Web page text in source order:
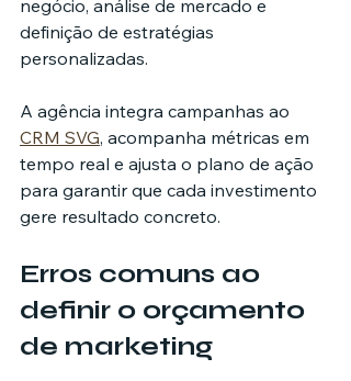
negócio, análise de mercado e
definição de estratégias
personalizadas.
A agência integra campanhas ao
CRM SVG, acompanha métricas em
tempo real e ajusta o plano de ação
para garantir que cada investimento
gere resultado concreto.
Erros comuns ao
definir o orçamento
de marketing